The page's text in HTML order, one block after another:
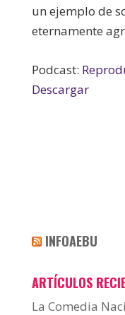
un ejemplo de
eternamente
Podcast:
Descargar
INFOAEBU
ARTÍCULOS
La Comedia